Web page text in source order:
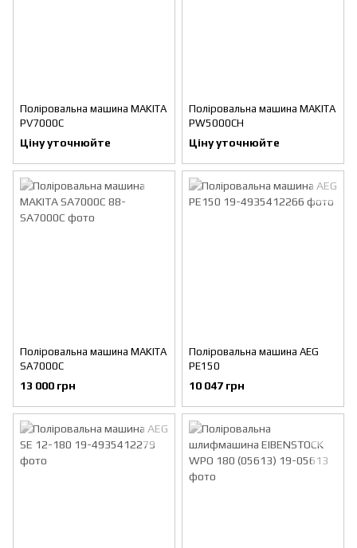
Поліровальна машина MAKITA
PV7000C
Ціну уточнюйте
Поліровальна машина MAKITA
PW5000CH
Ціну уточнюйте
Поліровальна машина MAKITA
SA7000C
13 000 грн
Поліровальна машина AEG
PE150
10 047 грн